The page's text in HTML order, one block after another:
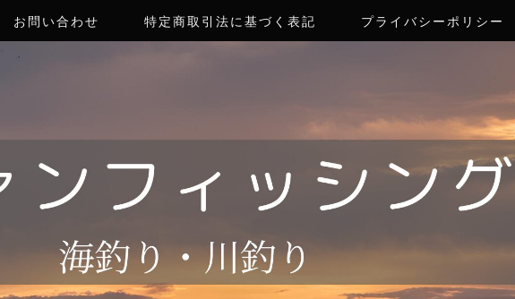
お問い合わせ 特定商取引法に基づく表記 プライバシーポリシー